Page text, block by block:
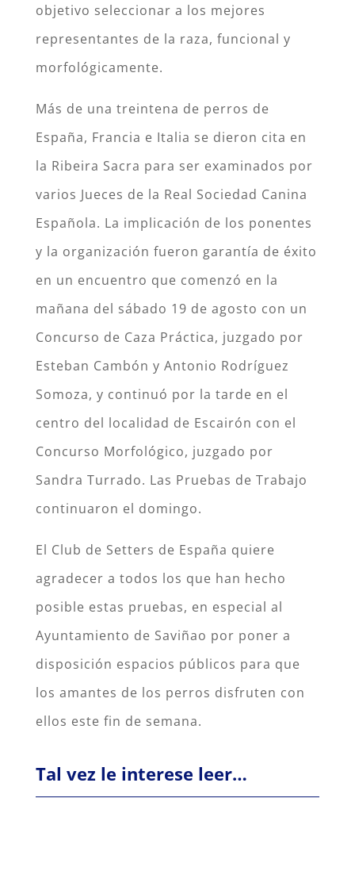
objetivo seleccionar a los mejores
representantes de la raza, funcional y
morfológicamente.
Más de una treintena de perros de
España, Francia e Italia se dieron cita en
la Ribeira Sacra para ser examinados por
varios Jueces de la Real Sociedad Canina
Española. La implicación de los ponentes
y la organización fueron garantía de éxito
en un encuentro que comenzó en la
mañana del sábado 19 de agosto con un
Concurso de Caza Práctica, juzgado por
Esteban Cambón y Antonio Rodríguez
Somoza, y continuó por la tarde en el
centro del localidad de Escairón con el
Concurso Morfológico, juzgado por
Sandra Turrado. Las Pruebas de Trabajo
continuaron el domingo.
El Club de Setters de España quiere
agradecer a todos los que han hecho
posible estas pruebas, en especial al
Ayuntamiento de Saviñao por poner a
disposición espacios públicos para que
los amantes de los perros disfruten con
ellos este fin de semana.
Tal vez le interese leer…